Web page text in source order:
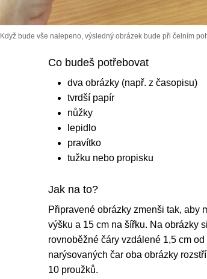
Když bude vše nalepeno, výsledný obrázek bude při čelním
Co budeš potřebovat
dva obrázky (např. z časopisu)
tvrdší papír
nůžky
lepidlo
pravítko
tužku nebo propisku
Jak na to?
Připravené obrázky zmenši tak, aby
výšku a 15 cm na šířku. Na obrázky
rovnoběžné čáry vzdálené 1,5 cm
narýsovaných čar oba obrázky
10 proužků.